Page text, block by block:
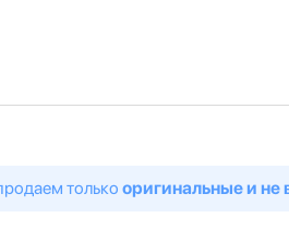
только оригинальные и не